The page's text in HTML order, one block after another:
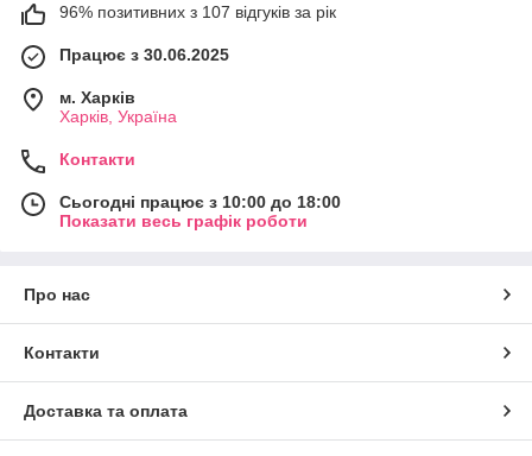
96% позитивних з 107 відгуків за рік
Працює з 30.06.2025
м. Харків
Харків, Україна
Контакти
Сьогодні працює з 10:00 до 18:00
Показати весь графік роботи
Про нас
Контакти
Доставка та оплата